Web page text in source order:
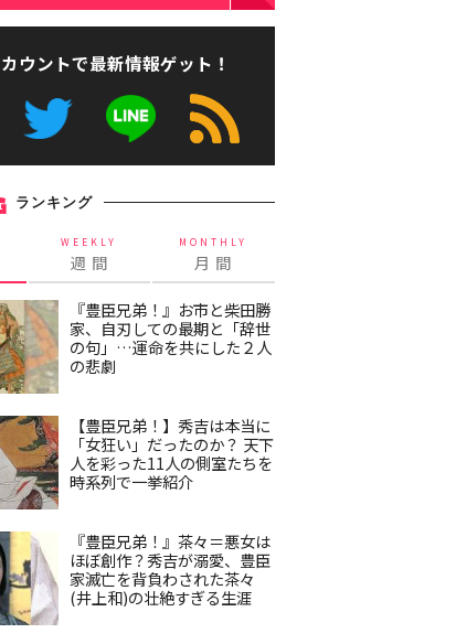
ウントで最新情報ゲット！
ランキング
WEEKLY
週 間
MONTHLY
月 間
『豊臣兄弟！』お市と柴田勝
家、自刃しての最期と「辞世
の句」…運命を共にした２人
の悲劇
【豊臣兄弟！】秀吉は本当に
「女狂い」だったのか？ 天下
人を彩った11人の側室たちを
時系列で一挙紹介
『豊臣兄弟！』茶々＝悪女は
ほぼ創作？秀吉が溺愛、豊臣
家滅亡を背負わされた茶々
(井上和)の壮絶すぎる生涯